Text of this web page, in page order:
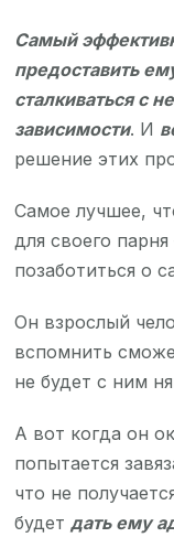
Самый
предоставить
сталкиваться с
зависимости. И
решение этих
Самое лучшее,
для своего
позаботиться о
Он взрослый
вспомнить
не будет с ним
А вот когда он
попытается
что не
будетдать ему